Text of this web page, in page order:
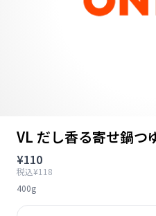
VL だし香る寄せ鍋つ
¥110
税込¥118
400g